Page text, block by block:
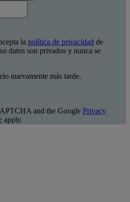
la política de privacidad de
datos son privados y nunca se
nuevamente más tarde.
and the Google Privacy
apply.